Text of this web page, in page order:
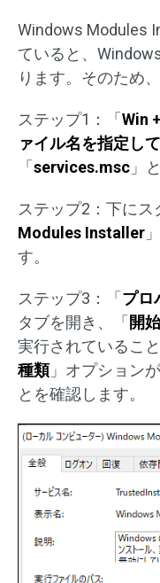
Windows Modules
ていると、
ります。そのため
ステップ1：「 Win
ァイル名を指定し
「 services.msc 」
ステップ2：下にス
Modules Installer
す。
ステップ3：「 プロ
タブを開き、「 開始
実行されているこ
種類」オプションが
とを確認します。